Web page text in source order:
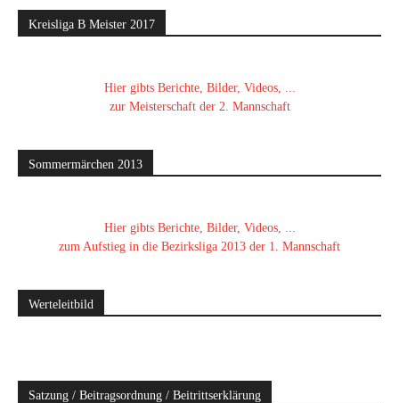
Kreisliga B Meister 2017
Hier gibts Berichte, Bilder, Videos, ...
zur Meisterschaft der 2. Mannschaft
Sommermärchen 2013
Hier gibts Berichte, Bilder, Videos, ...
zum Aufstieg in die Bezirksliga 2013 der 1. Mannschaft
Werteleitbild
Satzung / Beitragsordnung / Beitrittserklärung